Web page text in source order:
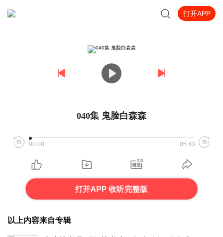
打开APP
040集 鬼脸白森森
00:00 05:43
打开APP 收听完整版
以上内容来自专辑